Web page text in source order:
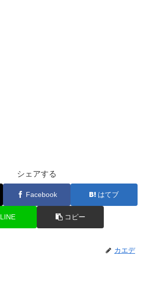
シェアする
Facebook はてブ
LINE コピー
カエデ